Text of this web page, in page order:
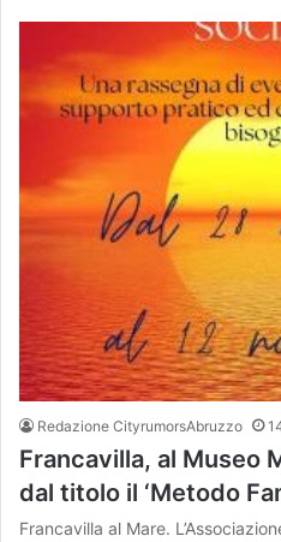
Redazione CityrumorsAbruzzo
Francavilla, al Museo
dal titolo il ‘Metodo
Francavilla al Mare.